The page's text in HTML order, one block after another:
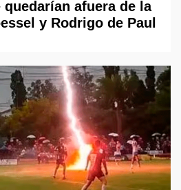
afuera de la
y Rodrigo de Paul